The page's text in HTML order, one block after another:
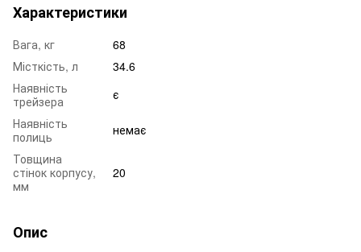
Характеристики
Вага, кг
68
Місткість, л
34.6
Наявність
трейзера
є
Наявність
полиць
немає
Товщина
стінок корпусу,
мм
20
Опис